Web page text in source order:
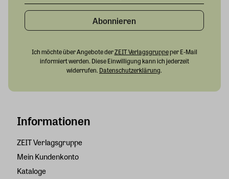
Informationen
ZEIT Verlagsgruppe
Mein Kundenkonto
Kataloge
Abonnieren
Ich möchte über Angebote derZEIT Verlagsgruppeper E-Mail
informiert werden. Diese Einwilligung kann ich jederzeit
widerrufen. Datenschutzerklärung.